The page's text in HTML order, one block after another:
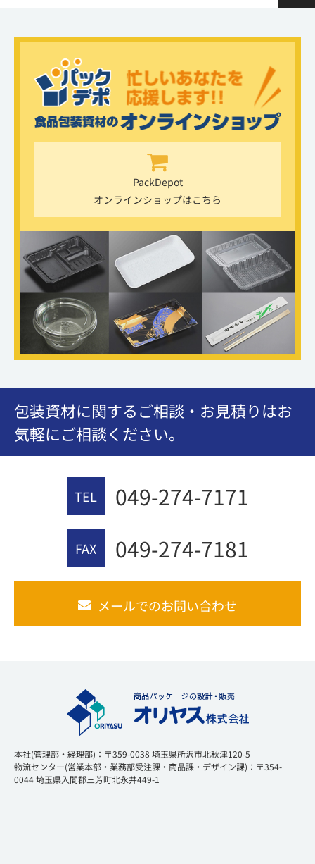
PackDepot
オンラインショップはこちら
包装資材に関するご相談・お見積りはお
気軽にご相談ください。
TEL 049-274-7171
FAX 049-274-7181
メールでのお問い合わせ
本社(管理部・経理部)：〒359-0038 埼玉県所沢市北秋津120-5
物流センター(営業本部・業務部受注課・商品課・デザイン課)：〒354-
0044 埼玉県入間郡三芳町北永井449-1